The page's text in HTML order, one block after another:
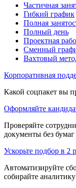
Частичная
Гибкий график
Полная
Полный день
Проектная
Сменный
Вахтовый
Корпоративная
Какой соцпакет вы
Оформляйте
Проверяйте
документы без
Ускорьте подбор в 2
Автоматизируйте
собирайте